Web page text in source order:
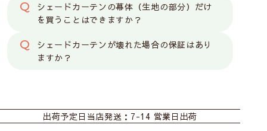
シェードカーテンの幕体（生地の部分）だけ
を買うことはできますか？
シェードカーテンが壊れた場合の保証はあり
ますか？
カフェカーテン出荷予定日 当店発送：7-14 営業日出荷